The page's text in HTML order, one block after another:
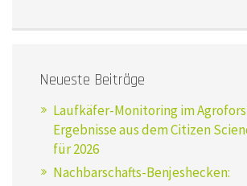
Neueste Beiträge
Laufkäfer-Monitoring im
Ergebnisse aus dem Citizen
für 2026
Nachbarschafts-Benjeshecken: